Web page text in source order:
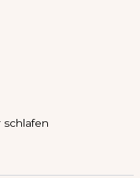
schlafen